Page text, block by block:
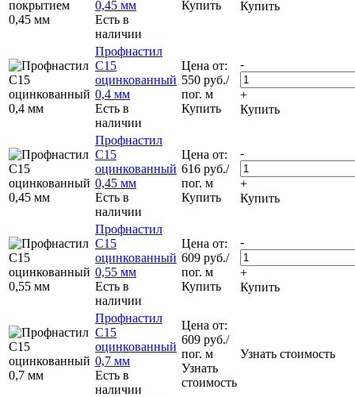
0,45 мм
Есть в
наличии
Купить Купить
Профнастил
С15
оцинкованный
0,4 мм
Есть в
наличии
Цена от:
550 руб./
пог. м
Купить
-
+
Купить
Профнастил
С15
оцинкованный
0,45 мм
Есть в
наличии
Цена от:
616 руб./
пог. м
Купить
-
+
Купить
Профнастил
С15
оцинкованный
0,55 мм
Есть в
наличии
Цена от:
609 руб./
пог. м
Купить
-
+
Купить
Профнастил
С15
оцинкованный
0,7 мм
Есть в
наличии
Цена от:
609 руб./
пог. м
Узнать
стоимость
Узнать стоимость